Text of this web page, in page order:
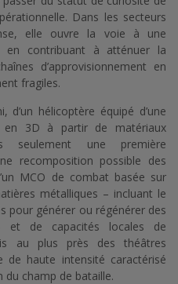
Dans les secteurs
elle ouvre la voie à une
en contribuant à atténuer la
d’approvisionnement en
fragiles.
d’un hélicoptère équipé d’une
en 3D à partir de matériaux
seulement une première
recomposition possible des
MCO de combat basée sur
métalliques – incluant le
pour générer ou régénérer des
et de capacités locales de
au plus près des théâtres
de haute intensité caractérisé
champ de bataille.